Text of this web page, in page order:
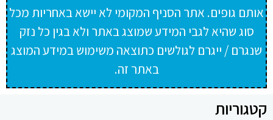
אותם גופים. אתר הסניף המקומי לא יישא באחריות מכל
סוג שהיא לגבי המידע שמוצג באתר ולא בגין כל נזק
שנגרם / ייגרם לגולשים כתוצאה משימוש במידע המוצג
באתר זה.
קטגוריות